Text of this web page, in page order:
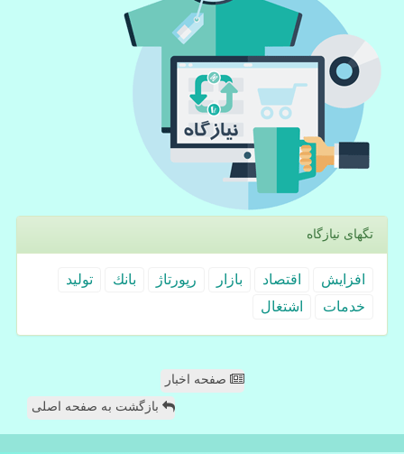
تگهای نیازگاه
افزایش اقتصاد بازار رپورتاژ بانك
تولید
خدمات
اشتغال
صفحه اخبار
بازگشت به صفحه اصلی